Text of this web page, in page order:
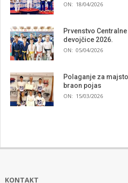
ON: 18/04/2026
Prvenstvo
devojčice 2026.
ON: 05/04/2026
Polaganje za
braon pojas
ON: 15/03/2026
KONTAKT